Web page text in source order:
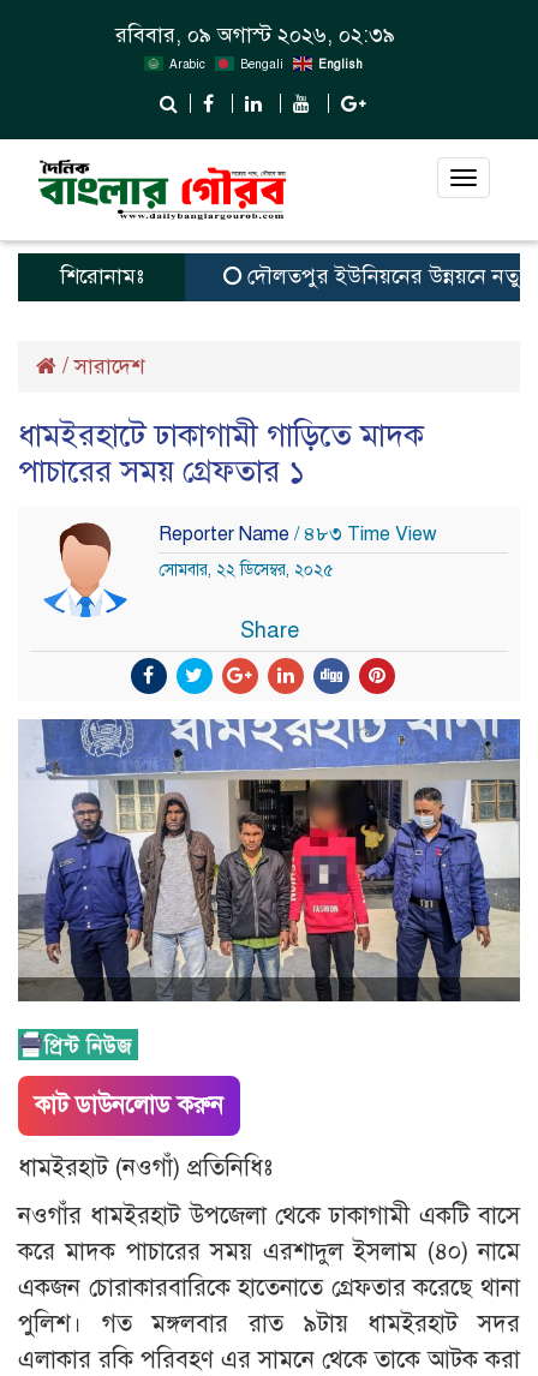
রবিবার, ০৯ অগাস্ট ২০২৬, ০২:৩৯
Arabic Bengali English
Toggle
শিরোনামঃ দৌলতপুর ইউনিয়নের উন্নয়নে নতুন
/সারাদেশ
ধামইরহাটে ঢাকাগামী গাড়িতে মাদক
পাচারের সময় গ্রেফতার ১
Reporter Name / ৪৮৩ Time View
সোমবার, ২২ ডিসেম্বর, ২০২৫
Share
কাট ডাউনলোড করুন
ধামইরহাট (নওগাঁ) প্রতিনিধিঃ
নওগাঁর ধামইরহাট উপজেলা থেকে ঢাকাগামী একটি বাসে
করে মাদক পাচারের সময় এরশাদুল ইসলাম (৪০) নামে
একজন চোরাকারবারিকে হাতেনাতে গ্রেফতার করেছে থানা
পুলিশ। গত মঙ্গলবার রাত ৯টায় ধামইরহাট সদর
এলাকার রকি পরিবহণ এর সামনে থেকে তাকে আটক করা